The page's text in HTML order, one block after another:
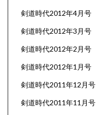
剣道時代2012年4月号
剣道時代2012年3月号
剣道時代2012年2月号
剣道時代2012年1月号
剣道時代2011年12月号
剣道時代2011年11月号